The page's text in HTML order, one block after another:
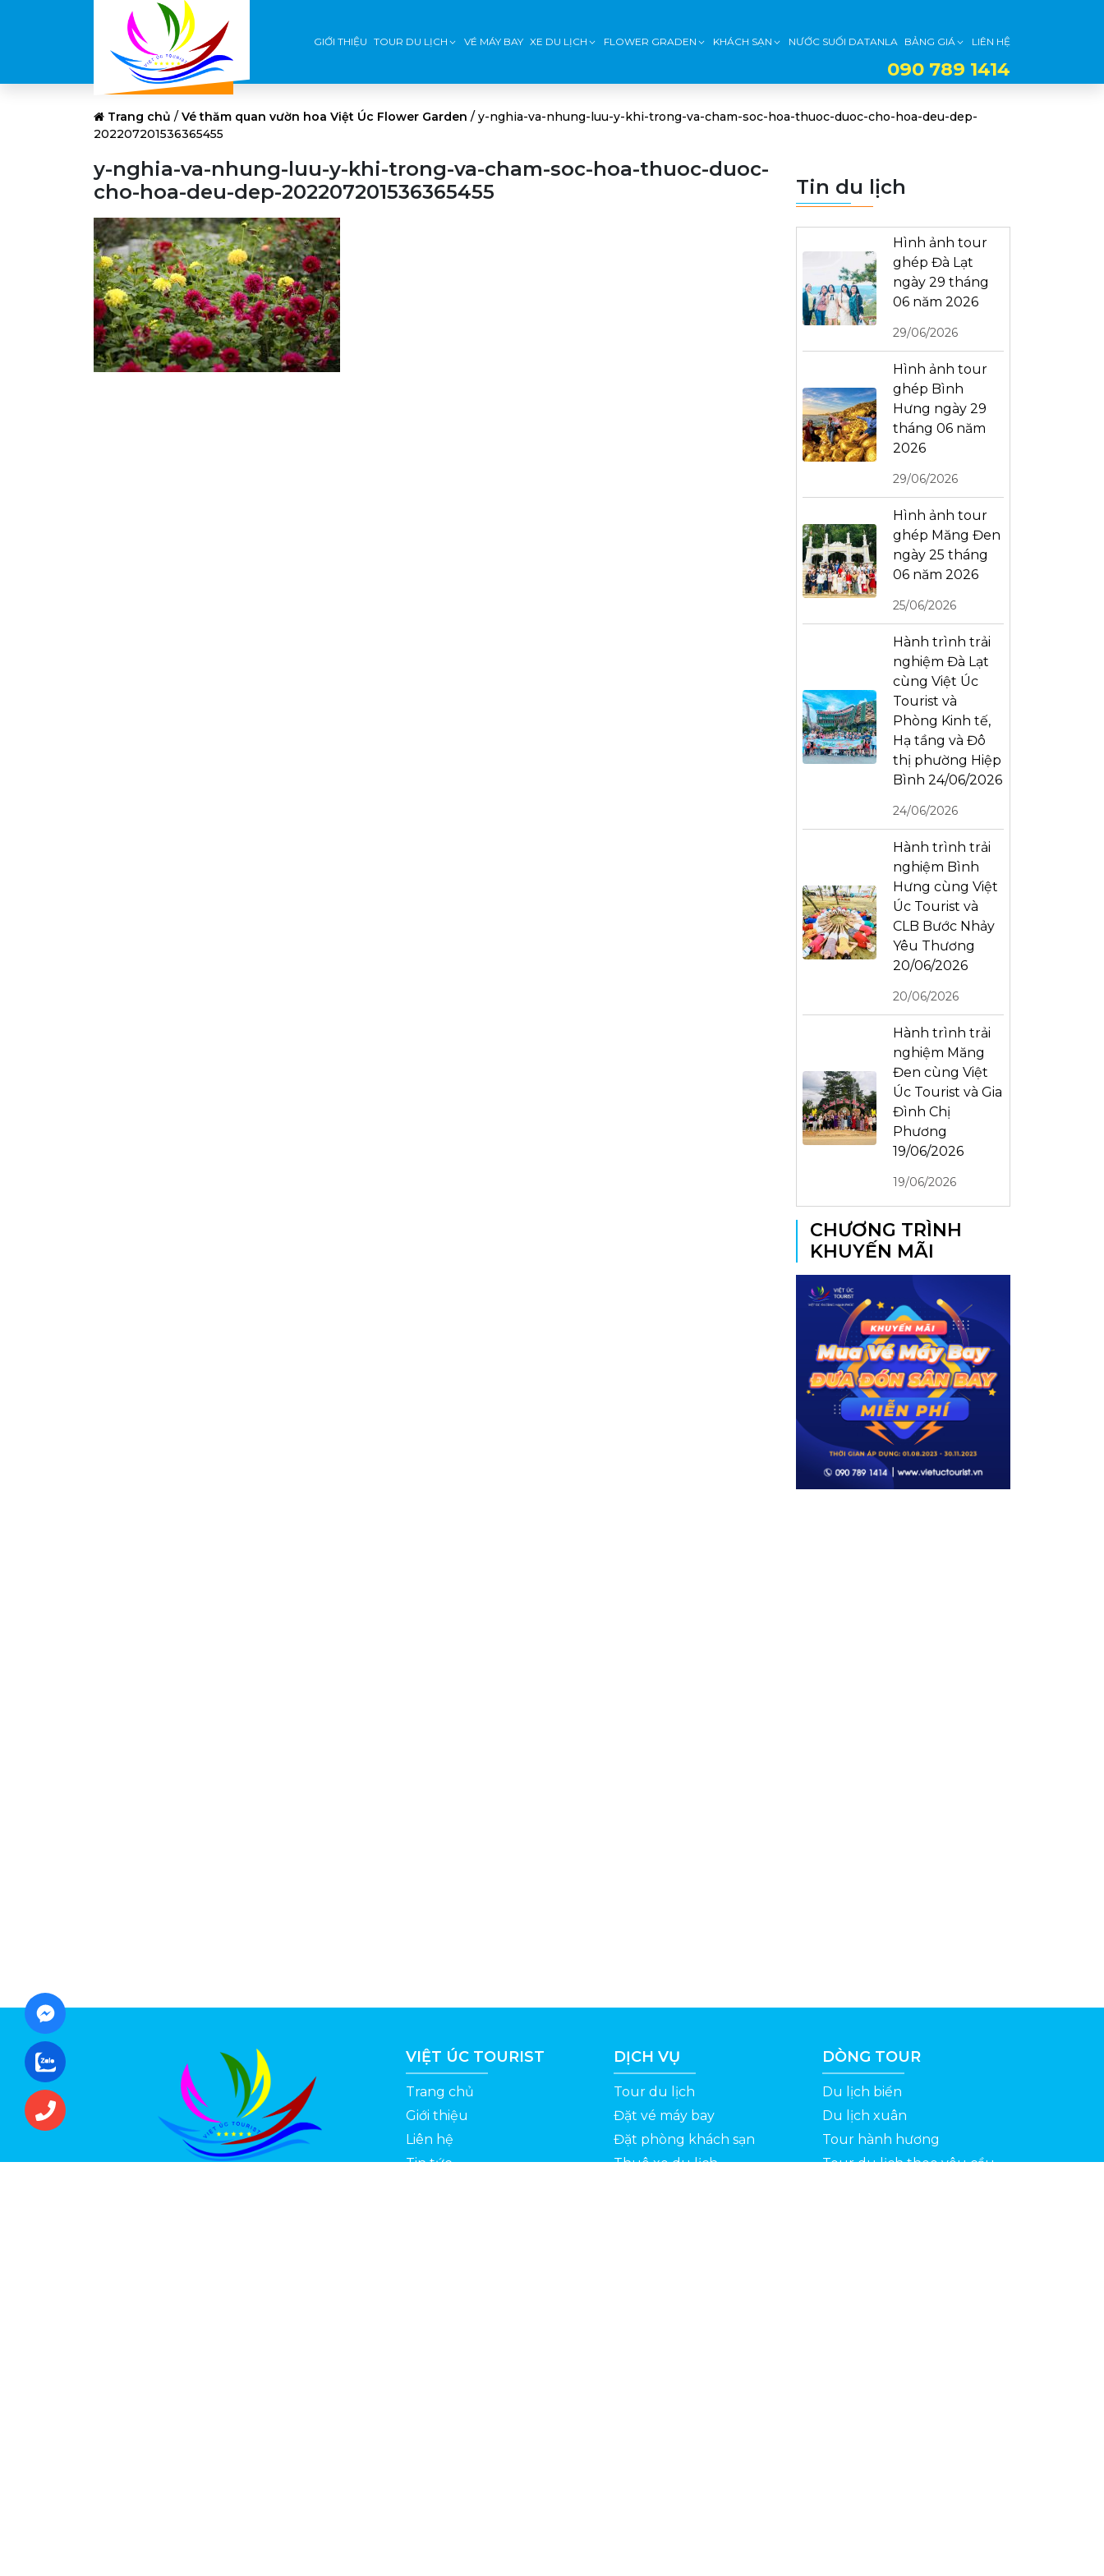
GIỚI THIỆU TOUR DU LỊCH VÉ MÁY BAY XE DU LỊCH FLOWER GRADEN KHÁCH SẠN NƯỚC SUỐI DATANLA BẢNG GIÁ LIÊN HỆ
090 789 1414
Trang chủ / Vé thăm quan vườn hoa Việt Úc Flower Garden / y-nghia-va-nhung-luu-y-khi-trong-va-cham-soc-hoa-thuoc-duoc-cho-hoa-deu-dep-
202207201536365455
y-nghia-va-nhung-luu-y-khi-trong-va-cham-soc-hoa-thuoc-duoc-
cho-hoa-deu-dep-202207201536365455
Tin du lịch
Hình ảnh tour
ghép Đà Lạt
ngày 29 tháng
06 năm 2026
29/06/2026
Hình ảnh tour
ghép Bình
Hưng ngày 29
tháng 06 năm
2026
29/06/2026
Hình ảnh tour
ghép Măng Đen
ngày 25 tháng
06 năm 2026
25/06/2026
Hành trình trải
nghiệm Đà Lạt
cùng Việt Úc
Tourist và
Phòng Kinh tế,
Hạ tầng và Đô
thị phường Hiệp
Bình 24/06/2026
24/06/2026
Hành trình trải
nghiệm Bình
Hưng cùng Việt
Úc Tourist và
CLB Bước Nhảy
Yêu Thương
20/06/2026
20/06/2026
Hành trình trải
nghiệm Măng
Đen cùng Việt
Úc Tourist và Gia
Đình Chị
Phương
19/06/2026
19/06/2026
CHƯƠNG TRÌNH
KHUYẾN MÃI
VIỆT ÚC TOURIST
Trang chủ
Giới thiệu
Liên hệ
Tin tức
DỊCH VỤ
Tour du lịch
Đặt vé máy bay
Đặt phòng khách sạn
Thuê xe du lịch
DÒNG TOUR
Du lịch biển
Du lịch xuân
Tour hành hương
Tour du lịch theo yêu cầu